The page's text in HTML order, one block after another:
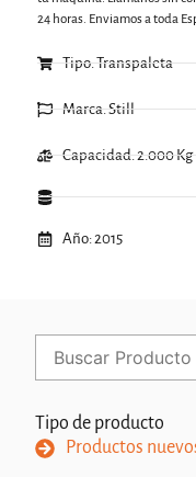
24 horas. Enviamos a toda
Tipo: Transpaleta
Marca: Still
Capacidad: 2.000 Kg
Año: 2015
Tipo de producto
Productos